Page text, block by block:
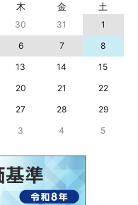
木 金 土
30 31
1
6 7
8
13 14
15
20 21
22
27 28
29
3 4 5